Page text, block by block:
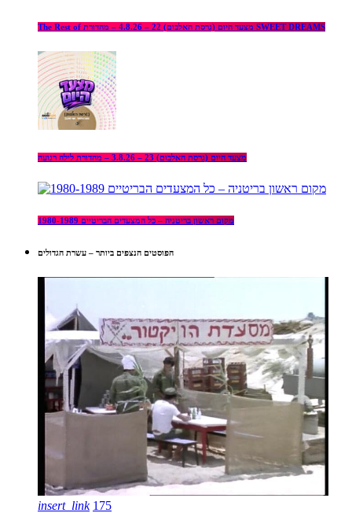
The Rest of מצעד היום (גרסת האלבום) 22 – 4.8.26 – מהדורת SWEET DREAMS
מצעד היום (גרסת האלבום) 23 – 3.8.26 – מהדורת לילה רגועה
מקום ראשון בריטניה – כל המצעדים הבריטיים 1980-1989
הפוסטים הנצפים ביותר – עשרת הגדולים
insert_link 175